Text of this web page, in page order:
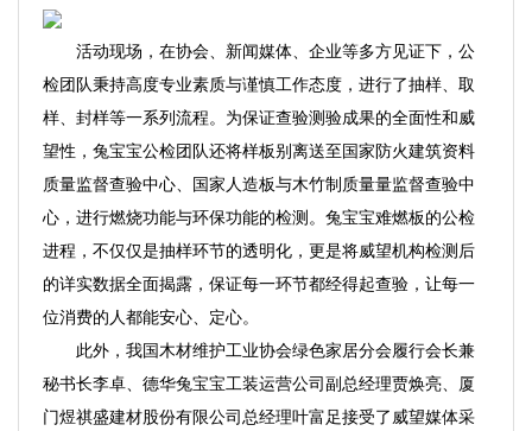
活动现场，在协会、新闻媒体、企业等多方见证下，公
检团队秉持高度专业素质与谨慎工作态度，进行了抽样、取
样、封样等一系列流程。为保证查验测验成果的全面性和威
望性，兔宝宝公检团队还将样板别离送至国家防火建筑资料
质量监督查验中心、国家人造板与木竹制质量量监督查验中
心，进行燃烧功能与环保功能的检测。兔宝宝难燃板的公检
进程，不仅仅是抽样环节的透明化，更是将威望机构检测后
的详实数据全面揭露，保证每一环节都经得起查验，让每一
位消费的人都能安心、定心。
此外，我国木材维护工业协会绿色家居分会履行会长兼
秘书长李卓、德华兔宝宝工装运营公司副总经理贾焕亮、厦
门煜祺盛建材股份有限公司总经理叶富足接受了威望媒体采